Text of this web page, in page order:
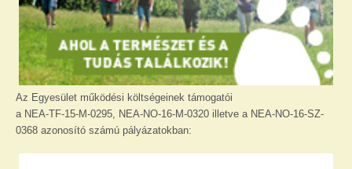
Az Egyesület működési költségeinek támogatói
a NEA-TF-15-M-0295, NEA-NO-16-M-0320 illetve a NEA-NO-16-SZ-
0368 azonosító számú pályázatokban: